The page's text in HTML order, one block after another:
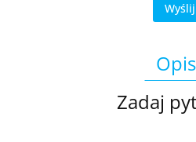
Wyślij
Opis
Zadaj